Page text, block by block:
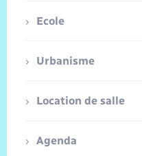
Ecole
Urbanisme
Location de salle
Agenda